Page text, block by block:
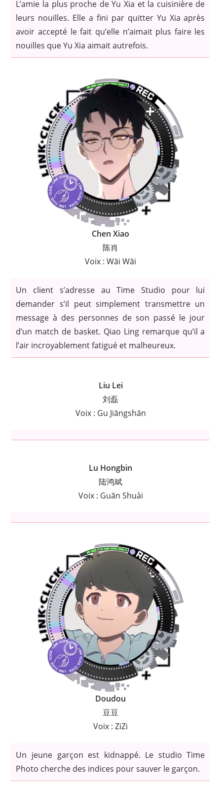
L’amie la plus proche de Yu Xia et la cuisinière de
leurs nouilles. Elle a fini par quitter Yu Xia après
avoir accepté le fait qu’elle n’aimait plus faire les
nouilles que Yu Xia aimait autrefois.
Chen Xiao
陈肖
Voix : Wāi Wāi
Un client s’adresse au Time Studio pour lui
demander s’il peut simplement transmettre un
message à des personnes de son passé le jour
d’un match de basket. Qiao Ling remarque qu’il a
l’air incroyablement fatigué et malheureux.
Liu Lei
刘磊
Voix : Gu Jiāngshān
Lu Hongbin
陆鸿斌
Voix : Guān Shuài
Doudou
豆豆
Voix : ZiZi
Un jeune garçon est kidnappé. Le studio Time
Photo cherche des indices pour sauver le garçon.